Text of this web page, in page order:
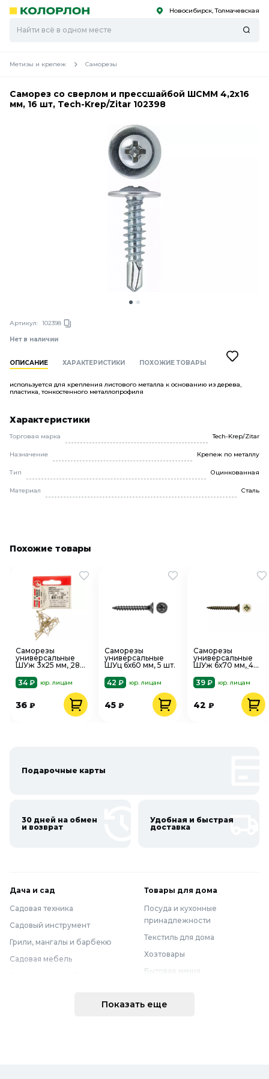
Скоро
Скоро Новосибирск, Толмачевская
Метизы и крепеж Саморезы
Саморез со сверлом и прессшайбой ШСММ 4,2х16
мм, 16 шт, Tech-Krep/Zitar 102398
Артикул: 102398
Нет в наличии
ОПИСАНИЕ ХАРАКТЕРИСТИКИ ПОХОЖИЕ ТОВАРЫ
используется для крепления листового металла к основанию из дерева,
пластика, тонкостенного металлопрофиля
Характеристики
Торговая марка Tech-Krep/Zitar
Назначение Крепеж по металлу
Тип Оцинкованная
Материал Сталь
Похожие товары
Саморезы
универсальные
ШУж 3х25 мм, 28
102474
34 ₽ юр. лицам
36 ₽
Саморезы
универсальные
ШУц 6х60 мм, 5 шт.
42 ₽
юр. лицам
45 ₽
Саморезы
универсальные
ШУж 6х70 мм, 4
102520
39 ₽ юр. лицам
42 ₽
Подарочные карты
30 дней на обмен
и возврат
Удобная и быстрая
доставка
Дача и сад
Садовая техника
Садовый инструмент
Грили, мангалы и барбекю
Садовая мебель
Товары для дома
Посуда и кухонные
принадлежности
Текстиль для дома
Хозтовары
Бытовая химия
Мебель
Показать еще